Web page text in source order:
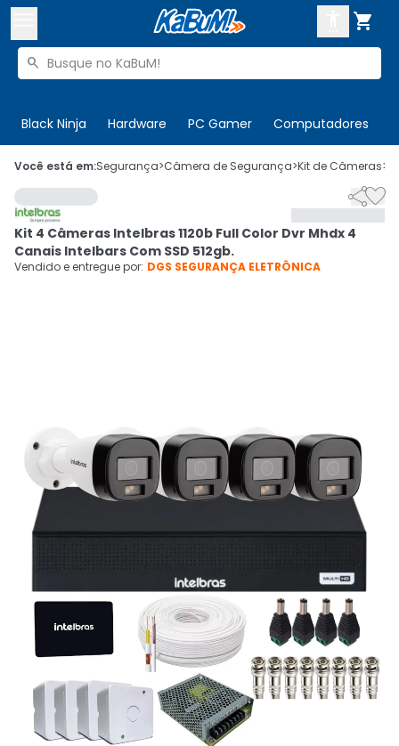

Buscar produtos

Black Ninja Hardware PC Gamer Computadores
 Olá. Acesse sua conta
 Departamentos
Cupons
CADASTRE-SE
Você está em:Segurança>Câmera de Segurança>Kit de Câmeras>

Kit 4 Câmeras Intelbras 1120b Full Color Dvr Mhdx 4
Canais Intelbars Com SSD 512gb.
Vendido e entregue por: DGS SEGURANÇA ELETRÔNICA